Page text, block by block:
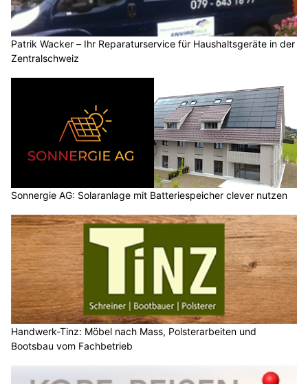
Patrik Wacker – Ihr Reparaturservice für Haushaltsgeräte in der
Zentralschweiz
Sonnergie AG: Solaranlage mit Batteriespeicher clever nutzen
Handwerk-Tinz: Möbel nach Mass, Polsterarbeiten und
Bootsbau vom Fachbetrieb